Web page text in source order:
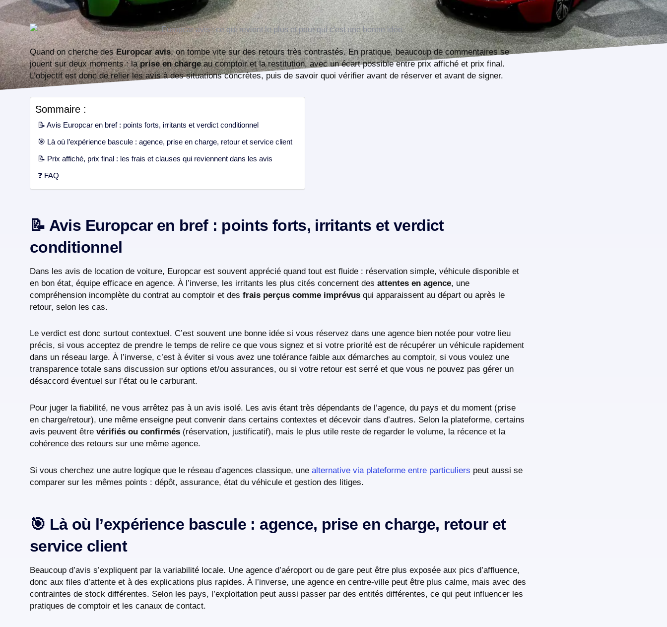
Quand on cherche desEuropcar avis, on tombe vite sur des retours très contrastés. En pratique, beaucoup de commentaires se
jouent sur deux moments : laprise en chargeau comptoir et la restitution, avec un écart possible entre prix affiché et prix final.
L’objectif est donc de relier les avis à des situations concrètes, puis de savoir quoi vérifier avant de réserver et avant de signer.
Sommaire :
📝 Avis Europcar en bref : points forts, irritants et verdict conditionnel
🎯 Là où l’expérience bascule : agence, prise en charge, retour et service client
📝 Prix affiché, prix final : les frais et clauses qui reviennent dans les avis
❓ FAQ
📝 Avis Europcar en bref : points forts, irritants et verdict
conditionnel
Dans les avis de location de voiture, Europcar est souvent apprécié quand tout est fluide : réservation simple, véhicule disponible et
en bon état, équipe efficace en agence. À l’inverse, les irritants les plus cités concernent des attentes en agence, une
compréhension incomplète du contrat au comptoir et des frais perçus comme imprévus qui apparaissent au départ ou après le
retour, selon les cas.
Le verdict est donc surtout contextuel. C’est souvent une bonne idée si vous réservez dans une agence bien notée pour votre lieu
précis, si vous acceptez de prendre le temps de relire ce que vous signez et si votre priorité est de récupérer un véhicule rapidement
dans un réseau large. À l’inverse, c’est à éviter si vous avez une tolérance faible aux démarches au comptoir, si vous voulez une
transparence totale sans discussion sur options et/ou assurances, ou si votre retour est serré et que vous ne pouvez pas gérer un
désaccord éventuel sur l’état ou le carburant.
Pour juger la fiabilité, ne vous arrêtez pas à un avis isolé. Les avis étant très dépendants de l’agence, du pays et du moment (prise
en charge/retour), une même enseigne peut convenir dans certains contextes et décevoir dans d’autres. Selon la plateforme, certains
avis peuvent être vérifiés ou confirmés (réservation, justificatif), mais le plus utile reste de regarder le volume, la récence et la
cohérence des retours sur une même agence.
Si vous cherchez une autre logique que le réseau d’agences classique, une alternative via plateforme entre particuliers peut aussi se
comparer sur les mêmes points : dépôt, assurance, état du véhicule et gestion des litiges.
🎯 Là où l’expérience bascule : agence, prise en charge, retour et
service client
Beaucoup d’avis s’expliquent par la variabilité locale. Une agence d’aéroport ou de gare peut être plus exposée aux pics d’affluence,
donc aux files d’attente et à des explications plus rapides. À l’inverse, une agence en centre-ville peut être plus calme, mais avec des
contraintes de stock différentes. Selon les pays, l’exploitation peut aussi passer par des entités différentes, ce qui peut influencer les
pratiques de comptoir et les canaux de contact.